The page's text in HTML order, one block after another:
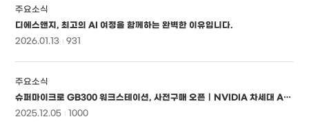
주요소식
디에스앤지, 최고의 AI 여정을 함께하는 완벽한 이유입니다.
2026.01.13
931
주요소식
슈퍼마이크로 GB300 워크스테이션, 사전구매 오픈｜NVIDIA 차세대 AI 인프라 한국 상륙
2025.12.05
1000